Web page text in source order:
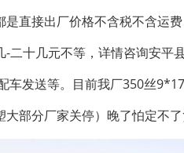
是直接出厂价格不含税不含运
-二十几元不等，详情咨询安平
车发送等。目前我厂350丝
大部分厂家关停）晚了怕定不了